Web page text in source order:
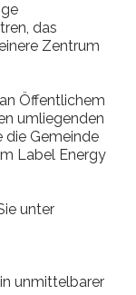
das
Zentrum
Öffentlichem
umliegenden
die Gemeinde
Label Energy
unter
unmittelbarer